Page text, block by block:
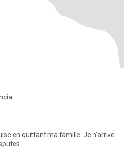
en quittant ma famille. Je n'arrive